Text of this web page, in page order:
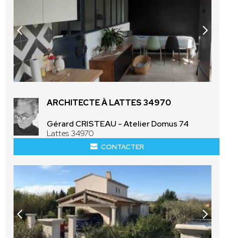
ARCHITECTE À LATTES 34970
Gérard CRISTEAU - Atelier Domus 74
Lattes 34970
CONTACTER